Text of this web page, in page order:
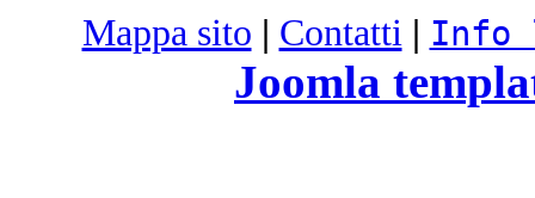
Mappa sito | Contatti | Info
Joomla